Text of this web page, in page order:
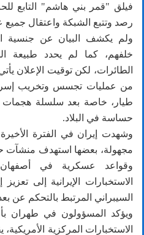
فيلق "قمر بني هاشم" التابع
رصد وتتبع الشبكة واعتقال جميع
ولم يكشف البيان عن جنسية
خلفهم، كما لم يحدد طبيعة
الطائرات، لكن توقيت الإعلان
من عمليات تجسس وتخريب
طيار، خاصة بعد سلسلة
حساسة في البلاد.
وشهدت إيران في الفترة
مجهولة، بعضها استهدف منشآت
وقواعد عسكرية في
الاستخبارات الإيرانية إلى
السيبراني المرتبط بالتحكم عن
ويؤكد المسؤولون في طهران
الاستخبارات المركزية